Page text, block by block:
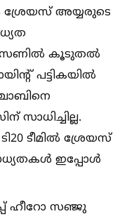
ശ്രേയസ് അയ്യരുടെ
കൂടുതല്‍
പട്ടികയില്‍
സാധിച്ചില്ല.
ടീമില്‍ ശ്രേയസ്
ഇപ്പോള്‍
ഹീറോ സഞ്ജു